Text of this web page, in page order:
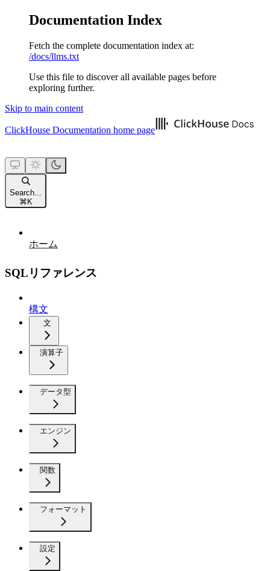
Documentation Index
Fetch the complete documentation index at:
/docs/llms.txt
Use this file to discover all available pages before
exploring further.
Skip to main content
ClickHouse Documentation home page
Search...
⌘ K
ホーム
SQLリファレンス
構文
文
演算子
データ型
エンジン
関数
フォーマット
設定